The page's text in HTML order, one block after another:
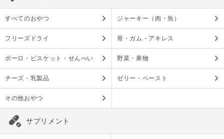
すべてのおやつ ジャーキー（肉・魚）
フリーズドライ 骨・ガム・アキレス
ボーロ・ビスケット・せんべい 野菜・果物
チーズ・乳製品 ゼリー・ペースト
その他おやつ
サプリメント